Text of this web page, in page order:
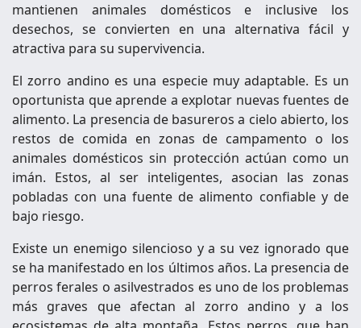
mantienen animales domésticos e inclusive los
desechos, se convierten en una alternativa fácil y
atractiva para su supervivencia.
El zorro andino es una especie muy adaptable. Es un
oportunista que aprende a explotar nuevas fuentes de
alimento. La presencia de basureros a cielo abierto, los
restos de comida en zonas de campamento o los
animales domésticos sin protección actúan como un
imán. Estos, al ser inteligentes, asocian las zonas
pobladas con una fuente de alimento confiable y de
bajo riesgo.
Existe un enemigo silencioso y a su vez ignorado que
se ha manifestado en los últimos años. La presencia de
perros ferales o asilvestrados es uno de los problemas
más graves que afectan al zorro andino y a los